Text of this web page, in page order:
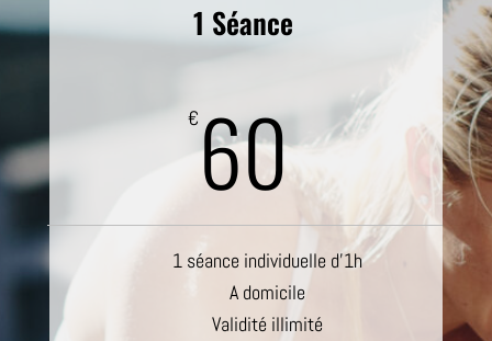
1 Séance
€60
1 séance individuelle d’1h
A domicile
Validité illimité